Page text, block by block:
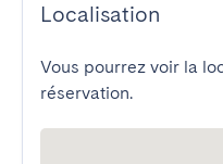
Localisation
Vous pourrez voir la
réservation.